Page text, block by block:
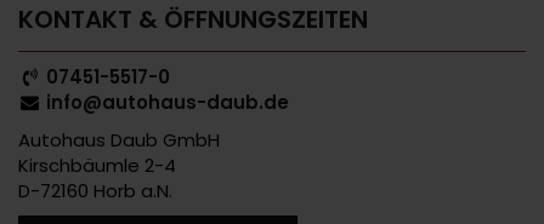
KONTAKT & ÖFFNUNGSZEITEN
07451-5517-0
info@autohaus-daub.de
Autohaus Daub GmbH
Kirschbäumle 2-4
D-72160 Horb a.N.